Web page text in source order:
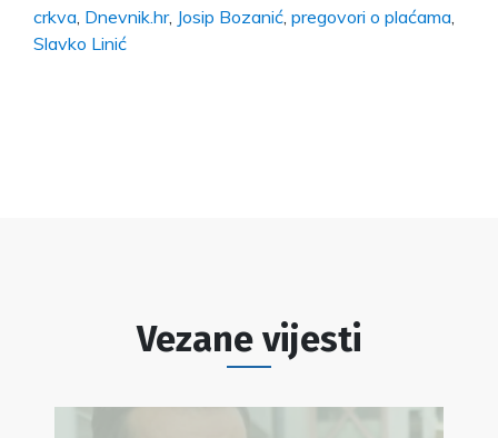
crkva Dnevnik.hr, Josip Bozanić pregovori o plaćama
Slavko Linić
Vezane vijesti